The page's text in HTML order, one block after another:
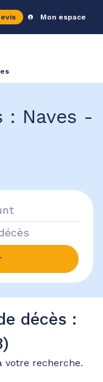
Mon espace
: Naves -
décès :
votre recherche.